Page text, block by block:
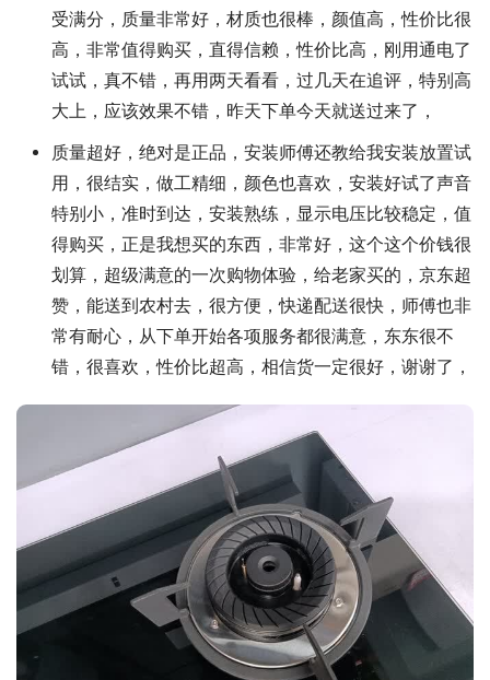
受满分，质量非常好，材质也很棒，颜值高，性价比很
高，非常值得购买，直得信赖，性价比高，刚用通电了
试试，真不错，再用两天看看，过几天在追评，特别高
大上，应该效果不错，昨天下单今天就送过来了，
质量超好，绝对是正品，安装师傅还教给我安装放置试
用，很结实，做工精细，颜色也喜欢，安装好试了声音
特别小，准时到达，安装熟练，显示电压比较稳定，值
得购买，正是我想买的东西，非常好，这个这个价钱很
划算，超级满意的一次购物体验，给老家买的，京东超
赞，能送到农村去，很方便，快递配送很快，师傅也非
常有耐心，从下单开始各项服务都很满意，东东很不
错，很喜欢，性价比超高，相信货一定很好，谢谢了，